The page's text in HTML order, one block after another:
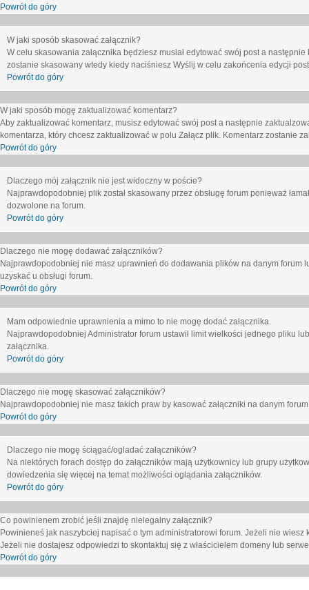
Powrót do góry
W jaki sposób skasować załącznik?
W celu skasowania załącznika będziesz musiał edytować swój post a
zostanie skasowany wtedy kiedy naciśniesz Wyślij w celu zakońcenia edycji
Powrót do góry
W jaki sposób mogę zaktualizować komentarz?
Aby zaktualizować komentarz, musisz edytować swój post a następnie
komentarza, który chcesz zaktualizować w polu Załącz plik. Komentarz zostanie
Powrót do góry
Dlaczego mój załącznik nie jest widoczny w poście?
Najprawdopodobniej plik został skasowany przez obsługę forum ponieważ
dozwolone na forum.
Powrót do góry
Dlaczego nie mogę dodawać załączników?
Najprawdopodobniej nie masz uprawnień do dodawania plików na danym forum
uzyskać u obsługi forum.
Powrót do góry
Mam odpowiednie uprawnienia a mimo to nie mogę dodać załącznika.
Najprawdopodobniej Administrator forum ustawił limit wielkości jednego pliku
załącznika.
Powrót do góry
Dlaczego nie mogę skasować załączników?
Najprawdopodobniej nie masz takich praw by kasować załączniki na danym
Powrót do góry
Dlaczego nie mogę ściągać/ogladać załączników?
Na niektórych forach dostęp do załączników mają użytkownicy lub grupy
dowiedzenia się więcej na temat możliwości oglądania załączników.
Powrót do góry
Co powinienem zrobić jeśli znajdę nielegalny załącznik?
Powinieneś jak naszybciej napisać o tym administratorowi forum. Jeżeli nie
Jeżeli nie dostajesz odpowiedzi to skontaktuj się z właścicielem domeny lub
Powrót do góry